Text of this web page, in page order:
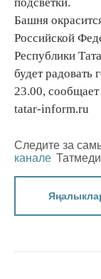
Башня
Российской
Республики
будет радовать
23.00,
tatar-inform.ru
Следите за
канале